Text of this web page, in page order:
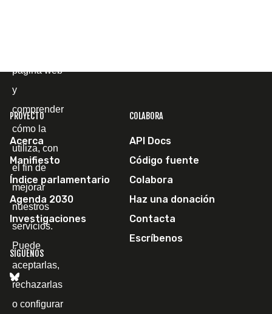
PROYECTO
Acerca
Manifiesto
Índice parlamentario
Agenda 2030
Investigaciones
COLABORA
API Docs
Código fuente
Colabora
Haz una donación
Contacta
Escríbenos
SÍGUENOS
página web
y
comprender
cómo la
utiliza, con
el fin de
mejorar
nuestros
servicios.
Puede
aceptarlas,
rechazarlas
o configurar